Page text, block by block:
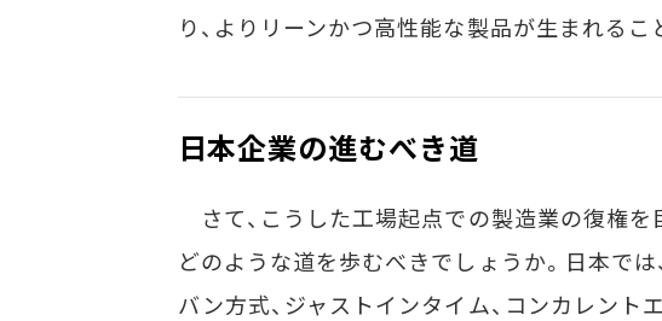
り、よりリーンかつ高性能な製品が生まれるこ
日本企業の進むべき道
さて、こうした工場起点での製造業の復権
どのような道を歩むべきでしょうか。日本で
バン方式、ジャストインタイム、コンカレン